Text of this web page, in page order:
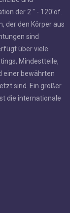
die den
bewährten
sind. Ein
ist die